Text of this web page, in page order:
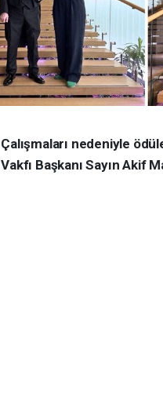
Çalışmaları nedeniyle
Vakfı Başkanı Sayın Akif